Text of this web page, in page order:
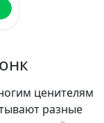
ценителям
разные